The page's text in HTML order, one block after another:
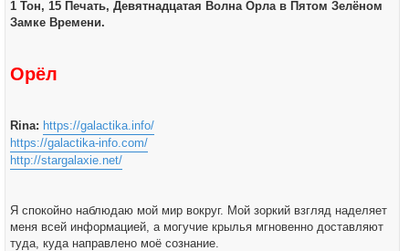
щ
е
1 Тон, 15 Печать, Девятнадцатая Волна Орла в Пятом Зелёном
Замке Времени.
Орёл
Rina: https://galactika.info/
https://galactika-info.com/
http://stargalaxie.net/
Я спокойно наблюдаю мой мир вокруг. Мой зоркий взгляд наделяет
меня всей информацией, а могучие крылья мгновенно доставляют
туда, куда направлено моё сознание.